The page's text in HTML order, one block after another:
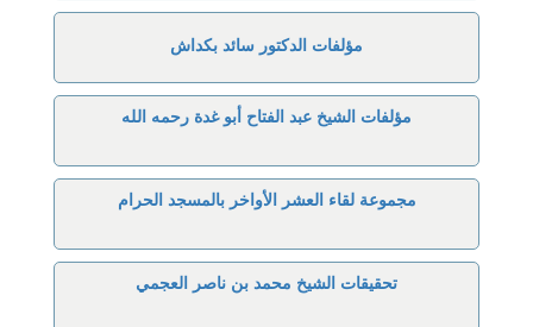
مؤلفات الدكتور سائد بكداش
مؤلفات الشيخ عبد الفتاح أبو غدة رحمه الله
مجموعة لقاء العشر الأواخر بالمسجد الحرام
تحقيقات الشيخ محمد بن ناصر العجمي